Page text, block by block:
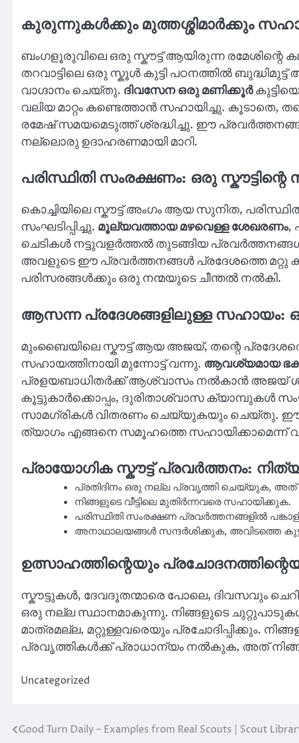
കുരുന്നുകൾക്കും മുത്തശ്ശിമാർക്കും
ബംഗളൂരുവിലെ ഒരു സ്കൗട്ട് ആയിരുന്ന രമേശിന്റെ
തറവാട്ടിലെ ഒരു സ്കൂൾ കുട്ടി പഠനത്തിൽ
വാഗ്ദാനം ചെയ്തു. ദിവസേന ഒരു മണിക്കൂർ
വലിയ മാറ്റം കണ്ടെത്താൻ സഹായിച്ചു. കൂടാതെ,
രമേഷ് സമയമെടുത്ത് ശ്രദ്ധിച്ചു. ഈ പ്രവർത്തനങ്ങൾ
നല്ലൊരു ഉദാഹരണമായി മാറി.
പരിസ്ഥിതി സംരക്ഷണം: ഒരു സ്കൗട്ടിന്റെ
കൊച്ചിയിലെ സ്കൗട്ട് അംഗം ആയ സുനിത,
സംഘടിപ്പിച്ചു. മൂല്യവത്തായ മഴവെള്ള ശേഖരണം,
ചെടികൾ നട്ടുവളർത്തൽ തുടങ്ങിയ
അവളുടെ ഈ പ്രവർത്തനങ്ങൾ പ്രദേശത്തെ മറ്റു
പരിസരങ്ങൾക്കും ഒരു നന്മയുടെ ചീന്തൽ നൽകി.
ആസന്ന പ്രദേശങ്ങളിലുള്ള സഹായം: ഒരു
മുംബൈയിലെ സ്കൗട്ട് ആയ അജയ്, തന്റെ
സഹായത്തിനായി മുന്നോട്ട് വന്നു. ആവശ്യമായ
പ്രളയബാധിതർക്ക് ആശ്വാസം നൽകാൻ അജയ്
കൂട്ടുകാർക്കൊപ്പം, ദുരിതാശ്വാസ ക്യാമ്പുകൾ
സാമഗ്രികൾ വിതരണം ചെയ്യുകയും ചെയ്തു. ഈ
ത്യാഗം എങ്ങനെ സമൂഹത്തെ സഹായിക്കാമെന്ന്
പ്രായോഗിക സ്കൗട്ട് പ്രവർത്തനം:
പ്രതിദിനം ഒരു നല്ല പ്രവൃത്തി ചെയ്യുക,
നിങ്ങളുടെ വീട്ടിലെ മുതിർന്നവരെ സഹായിക്കുക.
പരിസ്ഥിതി സംരക്ഷണ പ്രവർത്തനങ്ങളിൽ
അനാഥാലയങ്ങൾ സന്ദർശിക്കുക, അവിടത്തെ
ഉത്സാഹത്തിന്റെയും
സ്കൗട്ടുകൾ, ദേവദൂതന്മാരെ പോലെ, ദിവസവും
ഒരു നല്ല സ്ഥാനമാകുന്നു. നിങ്ങളുടെ
മാത്രമല്ല, മറ്റുള്ളവരെയും പ്രചോദിപ്പിക്കും.
പ്രവൃത്തികൾക്ക് പ്രാധാന്യം നൽകുക, അത്
Uncategorized
Post
Good Turn Daily – Examples from Real Scouts | Scout